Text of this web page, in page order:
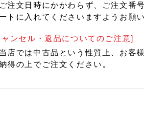
ご注文日時にかかわらず、ご注文番
トに入れてくださいますようお願
ャンセル・返品についてのご注意]
当店では中古品という性質上、お客
得の上でご注文ください。